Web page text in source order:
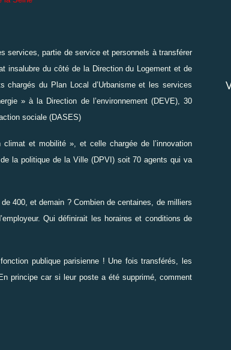
services, partie de service et personnels à transférer
insalubre du côté de la Direction du Logement et de
chargés du Plan Local d’Urbanisme et les services
» à la Direction de l’environnement (DEVE), 30
sociale (DASES)
climat et mobilité », et celle chargée de l’innovation
la politique de la Ville (DPVI) soit 70 agents qui va
400, et demain ? Combien de centaines, de milliers
Qui définirait les horaires et conditions de
publique parisienne ! Une fois transférés, les
principe car si leur poste a été supprimé, comment